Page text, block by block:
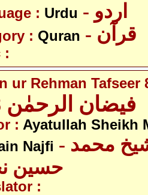
: Urdu - اردو
: Quran - قرآن
:
ur Rehman Tafseer
فیضان الرحمٰن 10/8
: Ayatullah Sheikh
Najfi - آیت اللہ شیخ محمد
حسین
: